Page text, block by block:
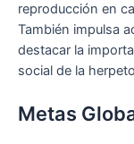
reproducción en
También impulsa
destacar la
social de la
Metas